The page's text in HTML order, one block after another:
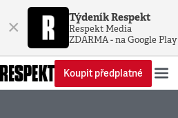
× Týdeník Respekt
Respekt Media
ZDARMA - na Google Play
Koupit předplatné